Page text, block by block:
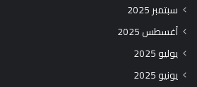
سبتمبر 2025
أغسطس 2025
يوليو 2025
يونيو 2025